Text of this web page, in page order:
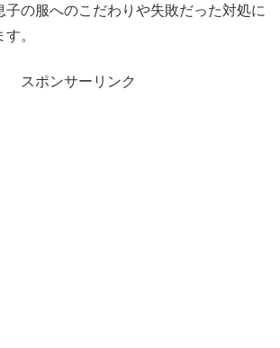
子の服へのこだわりや失敗だった対処に
。
スポンサーリンク